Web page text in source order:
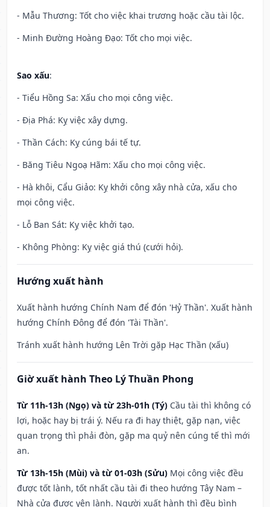
- Mẫu Thương: Tốt cho việc khai trương hoặc cầu tài lộc.
- Minh Đường Hoàng Đạo: Tốt cho mọi việc.
Sao xấu:
- Tiểu Hồng Sa: Xấu cho mọi công việc.
- Địa Phá: Kỵ việc xây dựng.
- Thần Cách: Kỵ cúng bái tế tự.
- Băng Tiêu Ngoạ Hãm: Xấu cho mọi công việc.
- Hà khôi, Cẩu Giảo: Kỵ khởi công xây nhà cửa, xấu cho
mọi công việc.
- Lỗ Ban Sát: Kỵ việc khởi tạo.
- Không Phòng: Kỵ việc giá thú (cưới hỏi).
Hướng xuất hành
Xuất hành hướng Chính Nam để đón 'Hỷ Thần'. Xuất hành
hướng Chính Đông để đón 'Tài Thần'.
Tránh xuất hành hướng Lên Trời gặp Hạc Thần (xấu)
Giờ xuất hành Theo Lý Thuần Phong
Từ 11h-13h (Ngọ) và từ 23h-01h (Tý) Cầu tài thì không có
lợi, hoặc hay bị trái ý. Nếu ra đi hay thiệt, gặp nạn, việc
quan trọng thì phải đòn, gặp ma quỷ nên cúng tế thì mới
an.
Từ 13h-15h (Mùi) và từ 01-03h (Sửu) Mọi công việc đều
được tốt lành, tốt nhất cầu tài đi theo hướng Tây Nam –
Nhà cửa được yên lành. Người xuất hành thì đều bình